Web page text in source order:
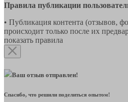
Правила публикации
• Публикация контента (отзывов,
происходит только после их
показать правила
Ваш отзыв отправлен!
Спасибо, что решили поделиться опытом!